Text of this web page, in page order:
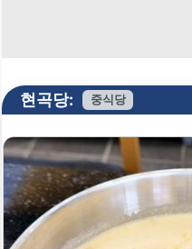
현곡당: 중식당